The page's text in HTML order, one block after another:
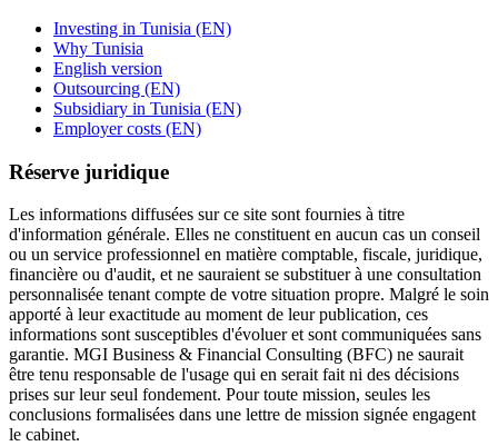
Investing in Tunisia (EN)
Why Tunisia
English version
Outsourcing (EN)
Subsidiary in Tunisia (EN)
Employer costs (EN)
Réserve juridique
Les informations diffusées sur ce site sont fournies à titre
d'information générale. Elles ne constituent en aucun cas un conseil
ou un service professionnel en matière comptable, fiscale, juridique,
financière ou d'audit, et ne sauraient se substituer à une consultation
personnalisée tenant compte de votre situation propre. Malgré le soin
apporté à leur exactitude au moment de leur publication, ces
informations sont susceptibles d'évoluer et sont communiquées sans
garantie. MGI Business & Financial Consulting (BFC) ne saurait
être tenu responsable de l'usage qui en serait fait ni des décisions
prises sur leur seul fondement. Pour toute mission, seules les
conclusions formalisées dans une lettre de mission signée engagent
le cabinet.